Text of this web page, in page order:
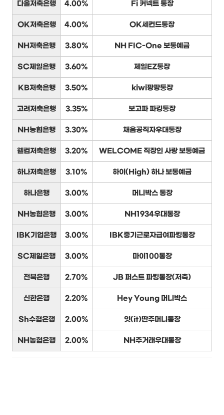
다올저축은행 4.00% Fi 커넥트 통장
OK저축은행 4.00% OK세컨드통장
NH저축은행 3.80% NH FIC-One 보통예금
SC제일은행 3.60% 제일EZ통장
KB저축은행 3.50% kiwi팡팡통장
고려저축은행 3.35% 보고파 파킹통장
NH농협은행 3.30% 채움공직자우대통장
웰컴저축은행 3.20% WELCOME 직장인 사랑 보통예금
하나저축은행 3.10% 하이(High) 하나 보통예금
하나은행 3.00% 머니박스 통장
NH농협은행 3.00% NH1934우대통장
IBK기업은행 3.00% IBK중기근로자급여파킹통장
SC제일은행 3.00% 마이100통장
전북은행 2.70% JB 퍼스트 파킹통장(저축)
신한은행 2.20% Hey Young 머니박스
Sh수협은행 2.00% 잇(it)딴주머니통장
NH농협은행 2.00% NH주거래우대통장